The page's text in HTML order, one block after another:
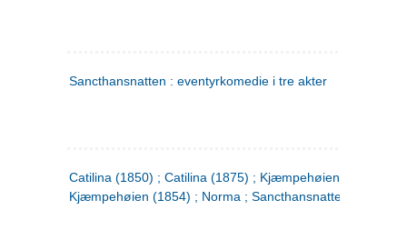
Sancthansnatten : eventyrkomedie i tre akter
Catilina (1850) ; Catilina (1875) ; Kjæmpehøien (1850) ;
Kjæmpehøien (1854) ; Norma ; Sancthansnatten